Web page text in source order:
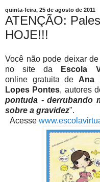
quinta-feira, 25 de agosto de 2011
ATENÇÃO:
HOJE!!!
Você não pode deixar
no site da
Escola
online gratuita de Ana
Lopes Pontes, autores
pontuda - derrubando
sobre a gravidez".
Acesse